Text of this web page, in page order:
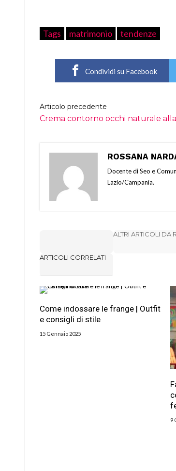
Tags matrimonio tendenze
Condividi su Facebook
Articolo precedente
Crema contorno occhi naturale
ROSSANA
Docente di Seo e
Lazio/Campania.
ARTICOLI CORRELATI
ALTRI ARTICOLI DA
Come indossare le frange | Outfit
e consigli di stile
15 Gennaio 2025
9